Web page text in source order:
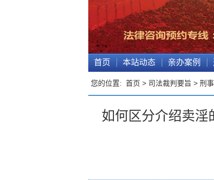
首页 本站动态 亲办案例
您的位置: 首页 > 司法裁判要旨 > 刑
如何区分介绍卖淫